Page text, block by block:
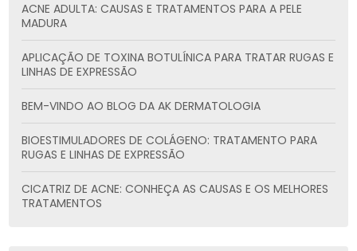
ACNE ADULTA: CAUSAS E TRATAMENTOS PARA A PELE
MADURA
APLICAÇÃO DE TOXINA BOTULÍNICA PARA TRATAR RUGAS E
LINHAS DE EXPRESSÃO
BEM-VINDO AO BLOG DA AK DERMATOLOGIA
BIOESTIMULADORES DE COLÁGENO: TRATAMENTO PARA
RUGAS E LINHAS DE EXPRESSÃO
CICATRIZ DE ACNE: CONHEÇA AS CAUSAS E OS MELHORES
TRATAMENTOS